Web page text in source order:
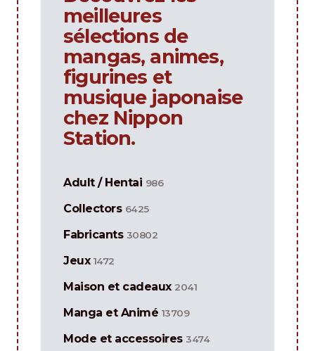
meilleures
sélections de
mangas, animes,
figurines et
musique japonaise
chez Nippon
Station.
Adult / Hentai 986
Collectors 6425
Fabricants 30802
Jeux 1472
Maison et cadeaux 2041
Manga et Animé 13709
Mode et accessoires 3474